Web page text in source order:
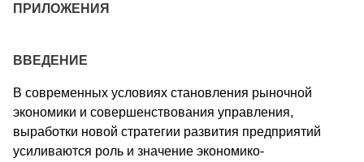
ПРИЛОЖЕНИЯ
ВВЕДЕНИЕ
В современных условиях становления рыночной
экономики и совершенствования управления,
выработки новой стратегии развития предприятий
усиливаются роль и значение экономико-